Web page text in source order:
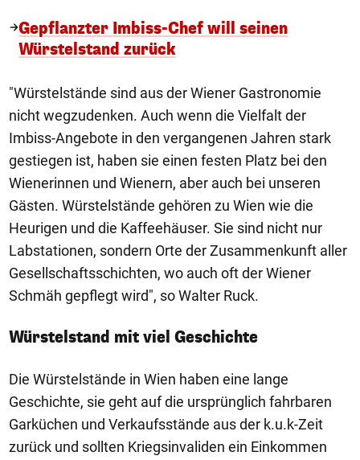
Gepflanzter Imbiss-Chef will seinen
Würstelstand zurück
"Würstelstände sind aus der Wiener Gastronomie
nicht wegzudenken. Auch wenn die Vielfalt der
Imbiss-Angebote in den vergangenen Jahren stark
gestiegen ist, haben sie einen festen Platz bei den
Wienerinnen und Wienern, aber auch bei unseren
Gästen. Würstelstände gehören zu Wien wie die
Heurigen und die Kaffeehäuser. Sie sind nicht nur
Labstationen, sondern Orte der Zusammenkunft aller
Gesellschaftsschichten, wo auch oft der Wiener
Schmäh gepflegt wird", so Walter Ruck.
Würstelstand mit viel Geschichte
Die Würstelstände in Wien haben eine lange
Geschichte, sie geht auf die ursprünglich fahrbaren
Garküchen und Verkaufsstände aus der k.u.k-Zeit
zurück und sollten Kriegsinvaliden ein Einkommen